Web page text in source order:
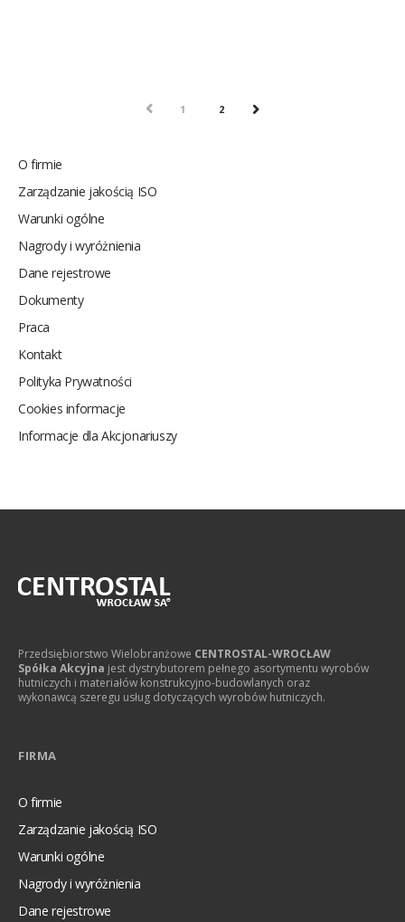
PREV1 2 NEXT
O firmie
Zarządzanie jakością ISO
Warunki ogólne
Nagrody i wyróżnienia
Dane rejestrowe
Dokumenty
Praca
Kontakt
Polityka Prywatności
Cookies informacje
Informacje dla Akcjonariuszy
Przedsiębiorstwo Wielobranżowe CENTROSTAL-WROCŁAW
Spółka Akcyjna jest dystrybutorem pełnego asortymentu wyrobów
hutniczych i materiałów konstrukcyjno-budowlanych oraz
wykonawcą szeregu usług dotyczących wyrobów hutniczych.
FIRMA
O firmie
Zarządzanie jakością ISO
Warunki ogólne
Nagrody i wyróżnienia
Dane rejestrowe